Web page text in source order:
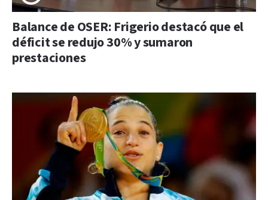
Balance de OSER: Frigerio destacó que el
déficit se redujo 30% y sumaron
prestaciones